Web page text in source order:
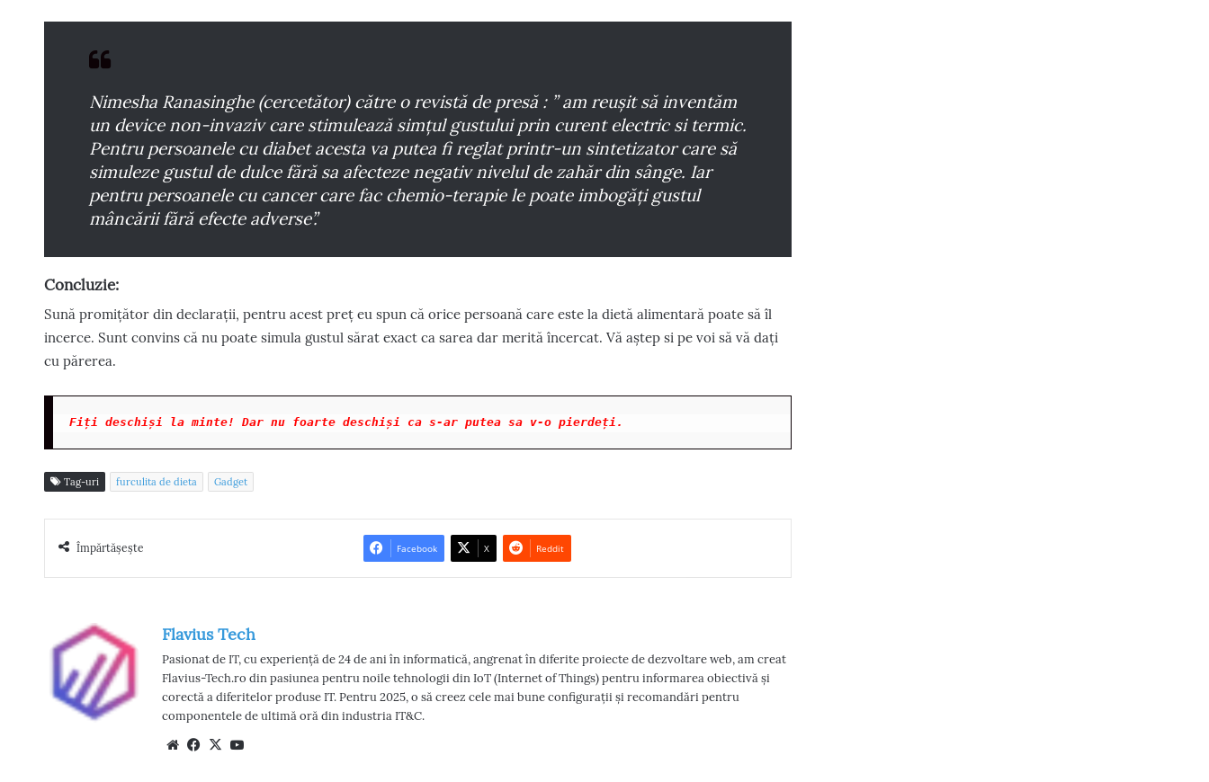
Nimesha Ranasinghe (cercetător) către o revistă de presă : ” am reușit să inventăm
un device non-invaziv care stimulează simțul gustului prin curent electric si termic.
Pentru persoanele cu diabet acesta va putea fi reglat printr-un sintetizator care să
simuleze gustul de dulce fără sa afecteze negativ nivelul de zahăr din sânge. Iar
pentru persoanele cu cancer care fac chemio-terapie le poate imbogăți gustul
mâncării fără efecte adverse”.
Concluzie:
Sună promițător din declarații, pentru acest preț eu spun că orice persoană care este la dietă alimentară poate să îl
incerce. Sunt convins că nu poate simula gustul sărat exact ca sarea dar merită încercat. Vă aștep si pe voi să vă dați
cu părerea.
Fiți deschiși la minte! Dar nu foarte deschiși ca s-ar putea sa v-o pierdeți.
Tag-uri furculita de dieta Gadget
Împărtășește Facebook X Reddit
Flavius Tech
Pasionat de IT, cu experiență de 24 de ani în informatică, angrenat în diferite proiecte de dezvoltare web, am creat
Flavius-Tech.ro din pasiunea pentru noile tehnologii din IoT (Internet of Things) pentru informarea obiectivă și
corectă a diferitelor produse IT. Pentru 2025, o să creez cele mai bune configurații și recomandări pentru
componentele de ultimă oră din industria IT&C.
We Fac
X